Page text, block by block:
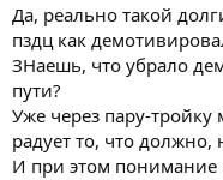
Да, реально такой
пздц как
ЗНаешь, что убрало
пути?
Уже через пару-
радует то, что должно,
И при этом понимание